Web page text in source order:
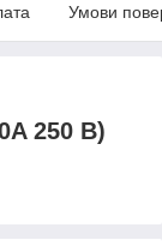
Умови
250 В)